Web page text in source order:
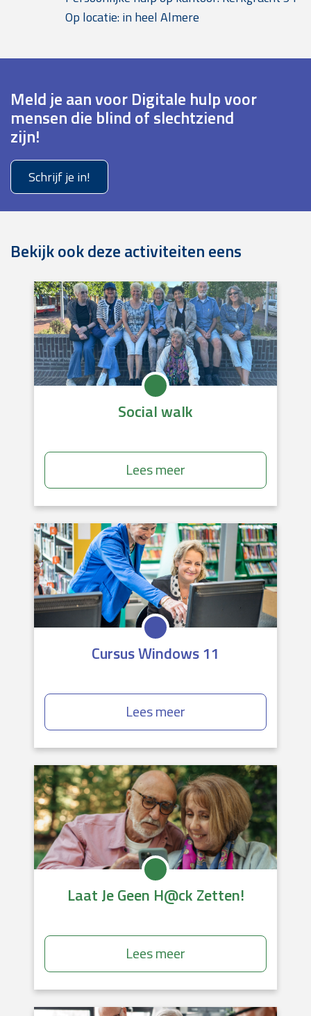
Op locatie: in heel Almere
Meld je aan voor Digitale hulp voor
mensen die blind of slechtziend
zijn!
Schrijf je in!
Bekijk ook deze activiteiten eens
Social walk
Lees meer
Cursus Windows 11
Lees meer
Laat Je Geen H@ck Zetten!
Lees meer